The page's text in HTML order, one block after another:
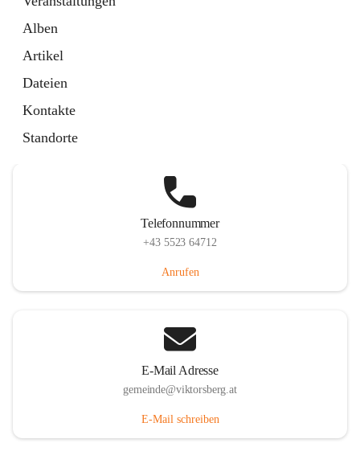
Alben
Artikel
Dateien
Kontakte
Standorte
Telefonnummer
+43 5523 64712
Anrufen
E-Mail Adresse
gemeinde@viktorsberg.at
E-Mail schreiben